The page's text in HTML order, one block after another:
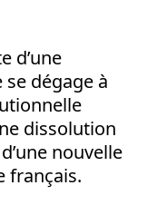
d’une
dégage à
dissolution
nouvelle
français.